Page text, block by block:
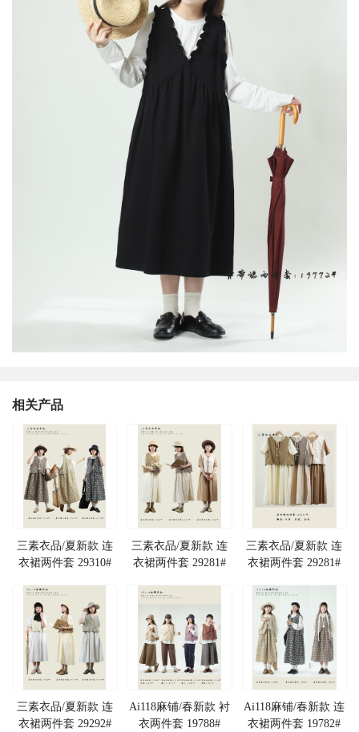
相关产品
三素衣品/夏新款 连
衣裙两件套 29310#
三素衣品/夏新款 连
衣裙两件套 29281#
三素衣品/夏新款 连
衣裙两件套 29281#
三素衣品/夏新款 连
衣裙两件套 29292#
Ai118麻铺/春新款 衬
衣两件套 19788#
Ai118麻铺/春新款 连
衣裙两件套 19782#